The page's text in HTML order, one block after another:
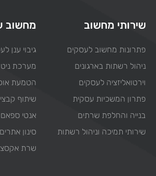
שירותי מחשוב
פתרונות מחשוב לעסקים
ניהול רשתות בארגונים
וירטואליזציה לעסקים
פתרון המשכיות עסקית
בנייה והחלפת שרתים
שירותי תמיכה וניהול רשתות
מחשוב
גיבוי ענן
מערכת
הטמעת אופיס
שיתוף
אנטי
סינון
שרת